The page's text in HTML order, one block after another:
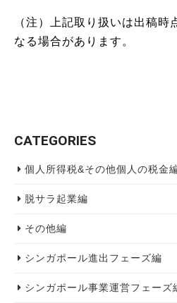
（注）上記取り扱いは出稿
なる場合があります。
CATEGORIES
個人所得税&その他個人の税金
脱サラ起業編
その他編
シンガポール進出フェーズ編
シンガポール事業運営フェーズ